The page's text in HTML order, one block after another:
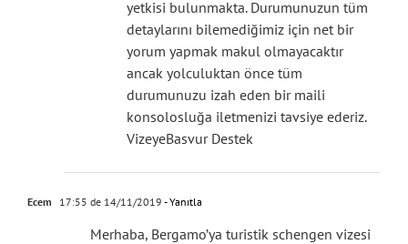
yetkisi bulunmakta. Durumunuzun tüm
detaylarını bilemediğimiz için net bir
yorum yapmak makul olmayacaktır
ancak yolculuktan önce tüm
durumunuzu izah eden bir maili
konsolosluğa iletmenizi tavsiye ederiz.
VizeyeBasvur Destek
Ecem 17:55 de 14/11/2019 - Yanıtla
Merhaba, Bergamo’ya turistik schengen vizesi